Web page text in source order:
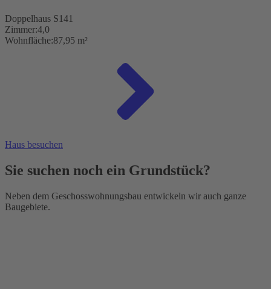
Doppelhaus S141
Zimmer:4,0
Wohnfläche:87,95 m²
Haus besuchen
Sie suchen noch ein Grundstück?
Neben dem Geschosswohnungsbau entwickeln wir auch ganze
Baugebiete.